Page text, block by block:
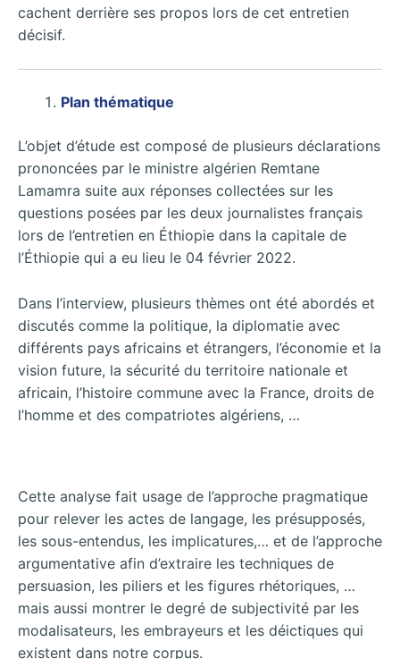
cachent derrière ses propos lors de cet entretien
décisif.
Plan thématique
L’objet d’étude est composé de plusieurs déclarations
prononcées par le ministre algérien Remtane
Lamamra suite aux réponses collectées sur les
questions posées par les deux journalistes français
lors de l’entretien en Éthiopie dans la capitale de
l’Éthiopie qui a eu lieu le 04 février 2022.
Dans l’interview, plusieurs thèmes ont été abordés et
discutés comme la politique, la diplomatie avec
différents pays africains et étrangers, l’économie et la
vision future, la sécurité du territoire nationale et
africain, l’histoire commune avec la France, droits de
l’homme et des compatriotes algériens, …
Cette analyse fait usage de l’approche pragmatique
pour relever les actes de langage, les présupposés,
les sous-entendus, les implicatures,… et de l’approche
argumentative afin d’extraire les techniques de
persuasion, les piliers et les figures rhétoriques, …
mais aussi montrer le degré de subjectivité par les
modalisateurs, les embrayeurs et les déictiques qui
existent dans notre corpus.